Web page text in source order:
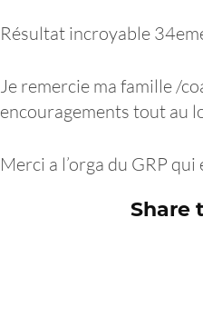
Résultat incroyable
Je remercie ma famille /
encouragements tout au
Merci a l’orga du GRP
Share